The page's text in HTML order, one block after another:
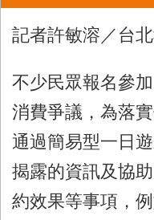
記者許敏溶／台
不少民眾報名參
消費爭議，為落
通過簡易型一日
揭露的資訊及協
約效果等事項，